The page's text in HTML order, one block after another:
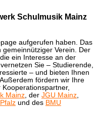
Schulmusik Mainz
aufgerufen haben. Das
gemeinnütziger Verein. Der
ein Interesse an der
Sie – Studierende,
– und bieten Ihnen
fördern wir Ihre
Mainz, der JGU Mainz,
und des BMU